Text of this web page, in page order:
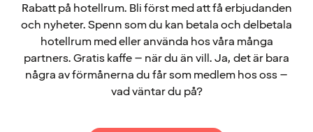
Rabatt på hotellrum. Bli först med att få erbjudanden
och nyheter. Spenn som du kan betala och delbetala
hotellrum med eller använda hos våra många
partners. Gratis kaffe – när du än vill. Ja, det är bara
några av förmånerna du får som medlem hos oss –
vad väntar du på?